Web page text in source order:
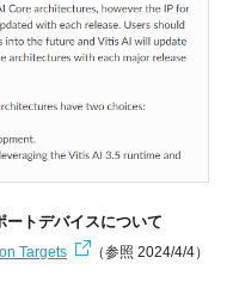
トデバイスについて
Targets （参照 2024/4/4）